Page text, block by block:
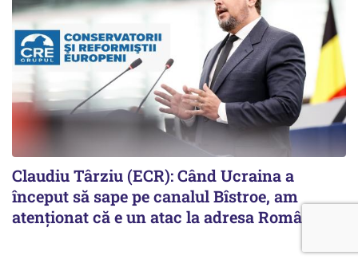
Claudiu Târziu (ECR): Când Ucraina a
început să sape pe canalul Bîstroe, am
atenționat că e un atac la adresa României